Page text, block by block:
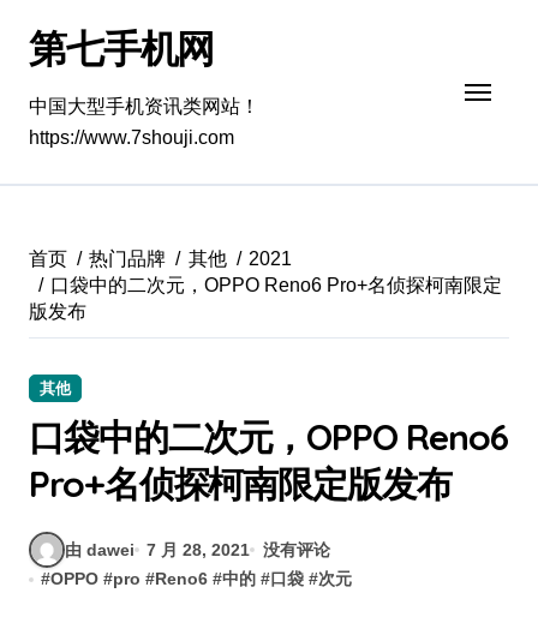
第七手机网
中国大型手机资讯类网站！
https://www.7shouji.com
首页 热门品牌 其他
2021
口袋中的二次元，OPPO Reno6 Pro+名侦探柯南限定
版发布
其他
口袋中的二次元，OPPO Reno6
Pro+名侦探柯南限定版发布
由 dawei 7 月 28, 2021
没有评论
#OPPO #pro #Reno6 #中的 #口袋 #次元